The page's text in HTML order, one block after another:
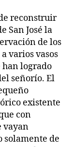
reconstruir
San José la
de los
varios vasos
logrado
señorío. El
existente
con
vayan
solamente de